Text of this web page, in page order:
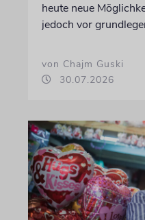
heute neue
jedoch vor
von Chajm Guski
30.07.2026